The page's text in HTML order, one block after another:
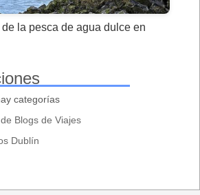
de la pesca de agua dulce en
categorías
Blogs de Viajes
Dublín